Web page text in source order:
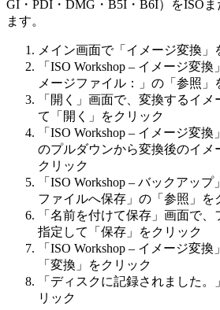
GI・PDI・DMG・B5I・B6I）をISO
ます。
メイン画面で「イメージ変換」
「ISO Workshop – イメージ変
メージファイル：」の「参照」
「開く」画面で、変換するイ
て「開く」をクリック
「ISO Workshop – イメージ変
のプルダウンから変換後のイメ
クリック
「ISO Workshop – バックアッ
ファイルへ保存」の「参照」を
「名前を付けて保存」画面で
指定して「保存」をクリック
「ISO Workshop – イメージ変
「変換」をクリック
「ディスクに記録されました
リック